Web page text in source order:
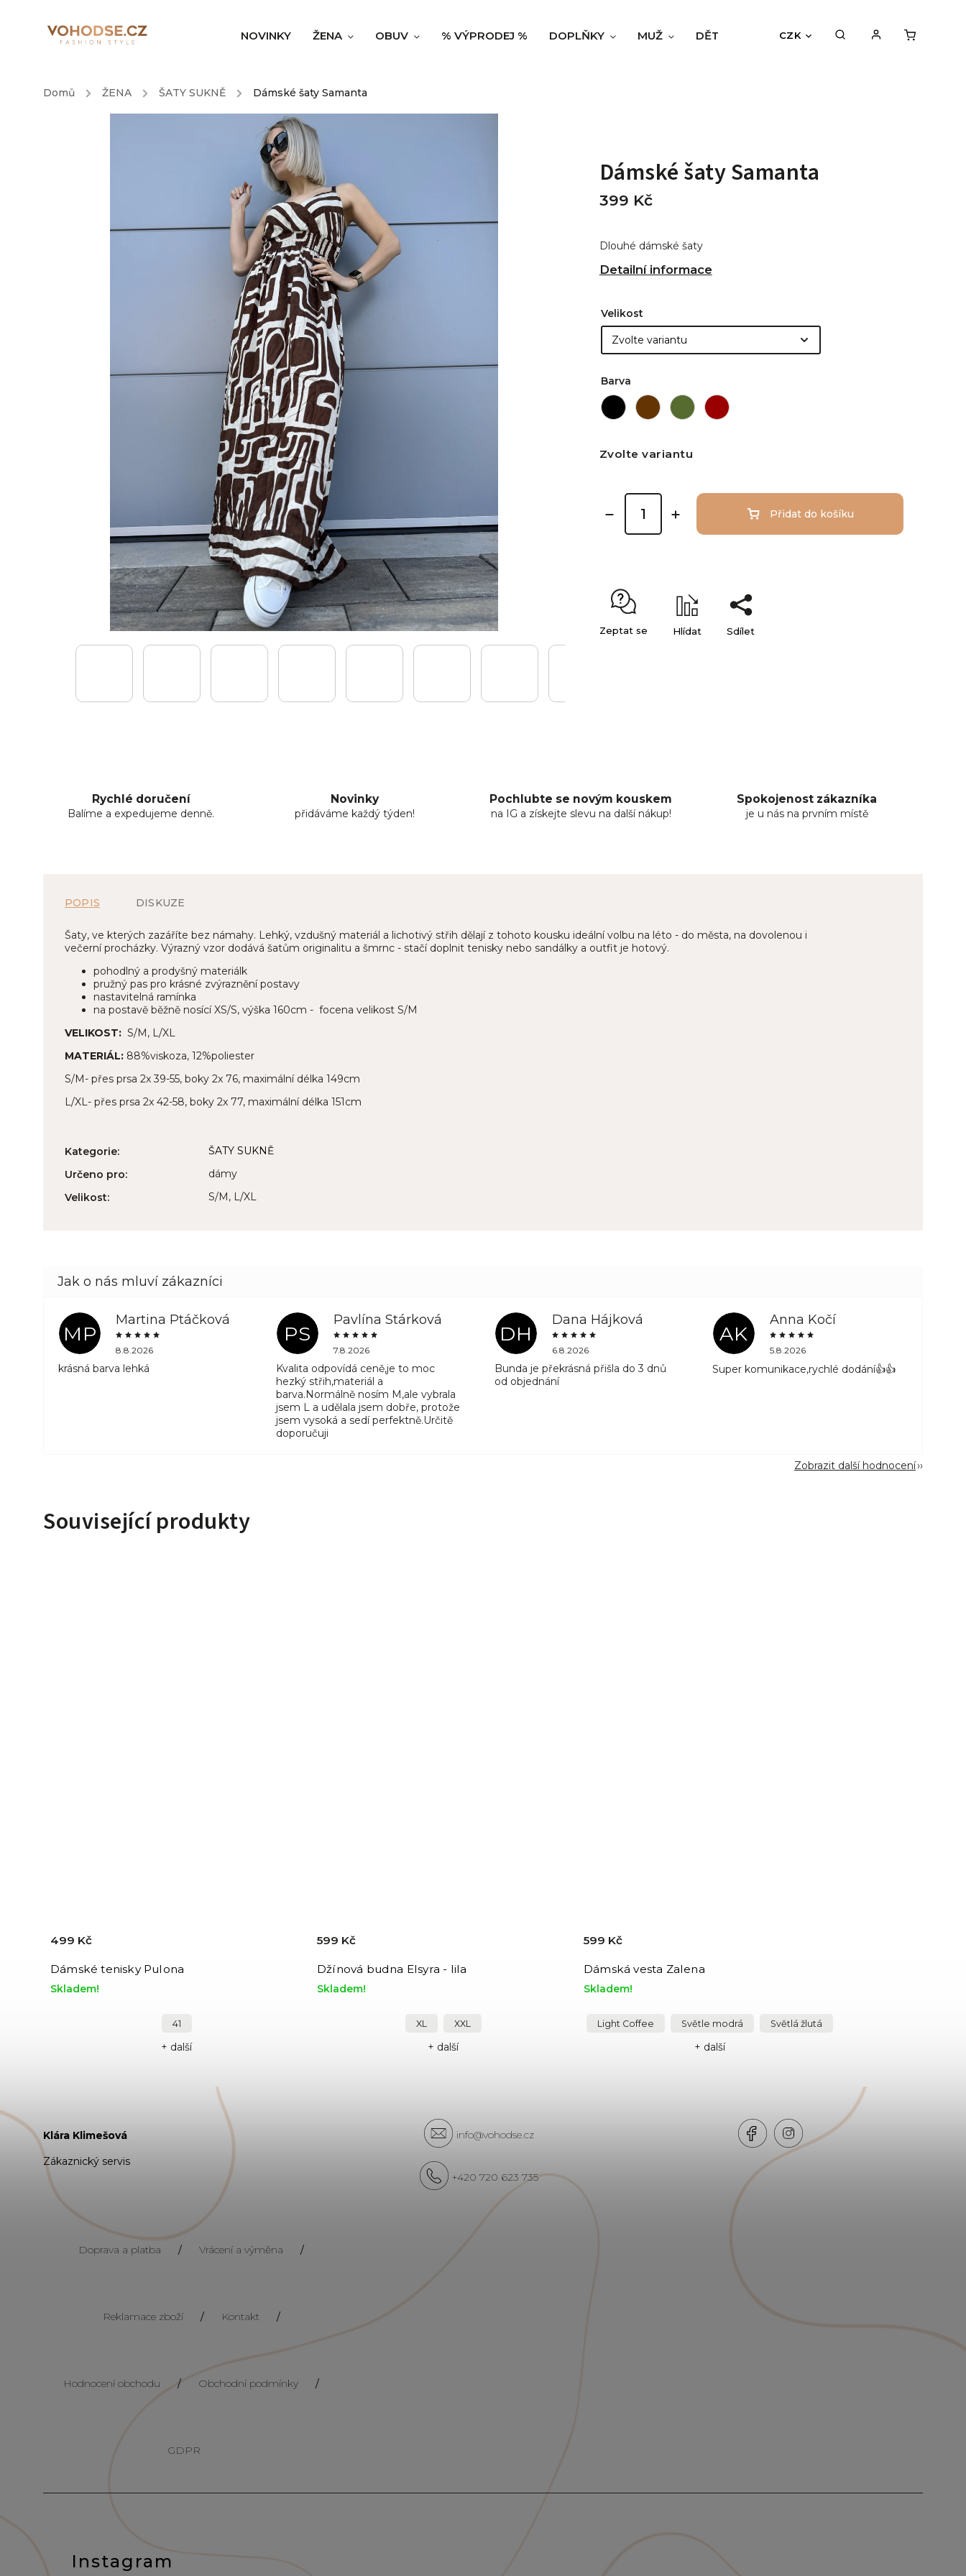
CZK
NOVINKY ŽENA OBUV % VÝPRODEJ % DOPLŇKY MUŽ DĚTI BLOG HODNOCENÍ OBCHODU
Domů / ŽENA / ŠATY SUKNĚ / Dámské šaty Samanta
Dámské šaty Samanta
399 Kč
Dlouhé dámské šaty
Detailní informace
Velikost
Barva
Zvolte variantu
Přidat do košíku
Zeptat se Hlídat Sdílet
Rychlé doručení
Balíme a expedujeme denně.
Novinky
přidáváme každý týden!
Pochlubte se novým kouskem
na IG a získejte slevu na další nákup!
Spokojenost zákazníka
je u nás na prvním místě
POPIS DISKUZE
Šaty, ve kterých zazáříte bez námahy. Lehký, vzdušný materiál a lichotivý střih dělají z tohoto kousku ideální volbu na léto - do města, na dovolenou i
večerní procházky. Výrazný vzor dodává šatům originalitu a šmrnc - stačí doplnit tenisky nebo sandálky a outfit je hotový.
pohodlný a prodyšný materiálk
pružný pas pro krásné zvýraznění postavy
nastavitelná ramínka
na postavě běžně nosící XS/S, výška 160cm - focena velikost S/M
VELIKOST: S/M, L/XL
MATERIÁL: 88%viskoza, 12%poliester
S/M- přes prsa 2x 39-55, boky 2x 76, maximální délka 149cm
L/XL- přes prsa 2x 42-58, boky 2x 77, maximální délka 151cm
Kategorie:
ŠATY SUKNĚ
Určeno pro:
dámy
Velikost: S/M, L/XL
MP
Martina Ptáčková
8.8.2026
krásná barva lehká
PS
Pavlína Stárková
7.8.2026
Kvalita odpovídá ceně,je to moc
hezký střih,materiál a
barva.Normálně nosím M,ale vybrala
jsem L a udělala jsem dobře, protože
jsem vysoká a sedí perfektně.Určitě
doporučuji
DH
Dana Hájková
6.8.2026
Bunda je překrásná přišla do 3 dnů
od objednání
AK
Anna Kočí
5.8.2026
Super komunikace,rychlé dodání👍👍
Zobrazit další hodnocení
Související produkty
Dámské tenisky Pulona
Skladem!
499 Kč
41
+ další
Džínová budna Elsyra - lila
Skladem!
599 Kč
XL XXL
+ další
Dámská vesta Zalena
Skladem!
599 Kč
Light Coffee Světle modrá Světlá žlutá
+ další
Instagram
Klára Klimešová
Zákaznický servis
info@vohodse.cz
+420 720 623 735
Doprava a platba / Vrácení a výměna /
Reklamace zboží / Kontakt /
Hodnocení obchodu / Obchodní podmínky /
GDPR